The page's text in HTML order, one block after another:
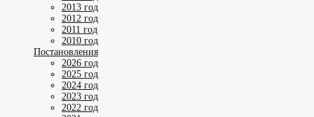
2013 год
2012 год
2011 год
2010 год
Постановления
2026 год
2025 год
2024 год
2023 год
2022 год